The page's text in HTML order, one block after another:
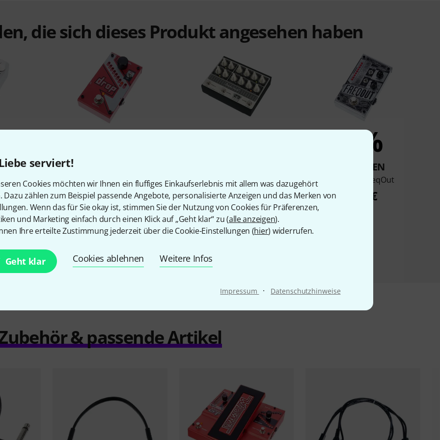
serviert!
Cookies möchten wir Ihnen ein fluffiges Einkaufserlebnis mit allem was dazugehört
Dazu zählen zum Beispiel passende Angebote, personalisierte Anzeigen und das Merken von
Wenn das für Sie okay ist, stimmen Sie der Nutzung von Cookies für Präferenzen,
und Marketing einfach durch einen Klick auf „Geht klar“ zu (alle anzeigen).
Ihre erteilte Zustimmung jederzeit über die Cookie-Einstellungen (hier) widerrufen.
Geht klar Cookies ablehnen Weitere Infos
Impressum · Datenschutzhinweise
die sich dieses Produkt angesehen haben
Deep
5%
Digitech The Drop
139 €
4%
Tone King Imperial Tri-Tube
Preamp
666 €
4%
KAUFTEN
Digitech FreqOut
139 €
& passende Artikel